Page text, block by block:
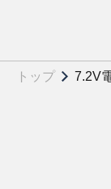
トップ 7.2V